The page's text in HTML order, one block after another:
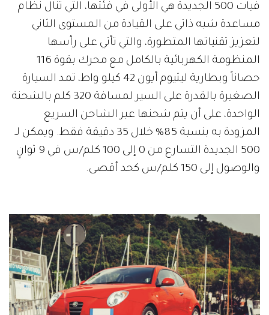
فيات 500 الجديدة هي الأولى في فئتها، التي تنال نظام
مساعدة شبه ذاتي على القيادة من المستوى الثاني
لتعزيز تقنياتها المتطورة، والتي تأتي على رأسها
المنظومة الكهربائية بالكامل مع محرك بقوة 116
حصاناً وبطارية ليثيوم أيون 42 كيلو واط، تمد السيارة
الصغيرة بالقدرة على السير لمسافة 320 كلم بالشحنة
الواحدة، على أن يتم شحنها عبر الشاحن السريع
المزودة به بنسبة 85% خلال 35 دقيقة فقط. ويمكن لـ
500 الجديدة التسارع من 0 إلى 100 كلم/س في 9 ثوانٍ
والوصول إلى 150 كلم/س كحد أقصى.